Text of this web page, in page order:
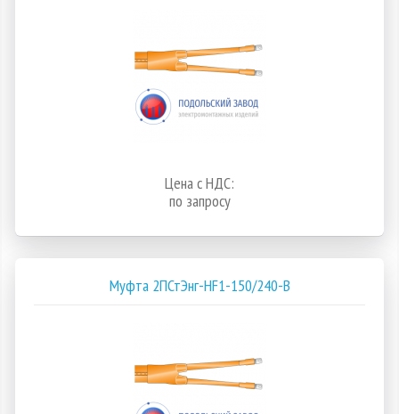
Цена с НДС:
по запросу
Муфта 2ПСтЭнг-HF1-150/240-В